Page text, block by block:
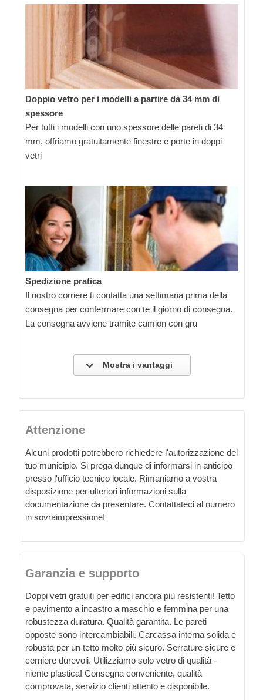
Doppio vetro per i modelli a partire da 34 mm di
spessore
Per tutti i modelli con uno spessore delle pareti di 34
mm, offriamo gratuitamente finestre e porte in doppi
vetri
Spedizione pratica
Il nostro corriere ti contatta una settimana prima della
consegna per confermare con te il giorno di consegna.
La consegna avviene tramite camion con gru
Mostra i vantaggi
Attenzione
Alcuni prodotti potrebbero richiedere l'autorizzazione del
tuo municipio. Si prega dunque di informarsi in anticipo
presso l'ufficio tecnico locale. Rimaniamo a vostra
disposizione per ulteriori informazioni sulla
documentazione da presentare. Contattateci al numero
in sovraimpressione!
Garanzia e supporto
Doppi vetri gratuiti per edifici ancora più resistenti! Tetto
e pavimento a incastro a maschio e femmina per una
robustezza duratura. Qualità garantita. Le pareti
opposte sono intercambiabili. Carcassa interna solida e
robusta per un tetto molto più sicuro. Serrature sicure e
cerniere durevoli. Utilizziamo solo vetro di qualità -
niente plastica! Consegna conveniente, qualità
comprovata, servizio clienti attento e disponibile.